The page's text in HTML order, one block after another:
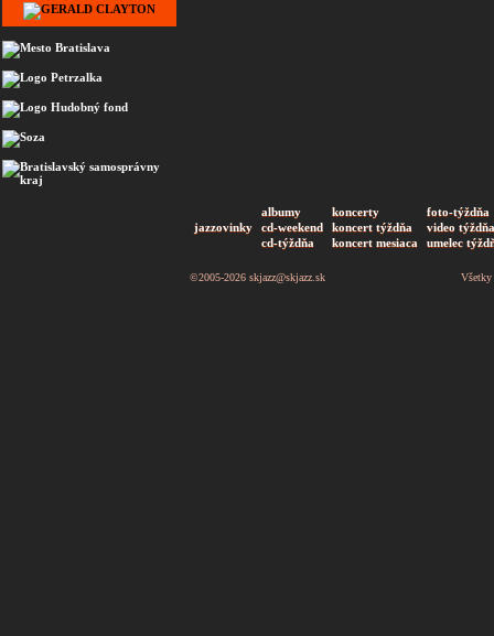
jazzovinky
albumy koncerty
foto-týždňa
cd-weekend
koncert týždňa
video týždňa
cd-týždňa
koncert mesiaca umelec
©2005-2026 skjazz@skjazz.sk Všetky